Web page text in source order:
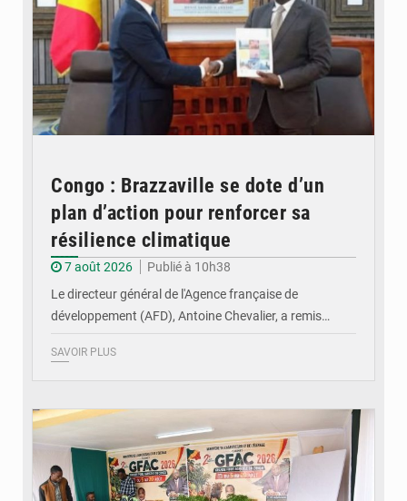
Congo : Brazzaville se dote d’un
plan d’action pour renforcer sa
résilience climatique
7 août 2026
Publié à 10h38
Le directeur général de l'Agence française de
développement (AFD), Antoine Chevalier, a remis…
SAVOIR PLUS